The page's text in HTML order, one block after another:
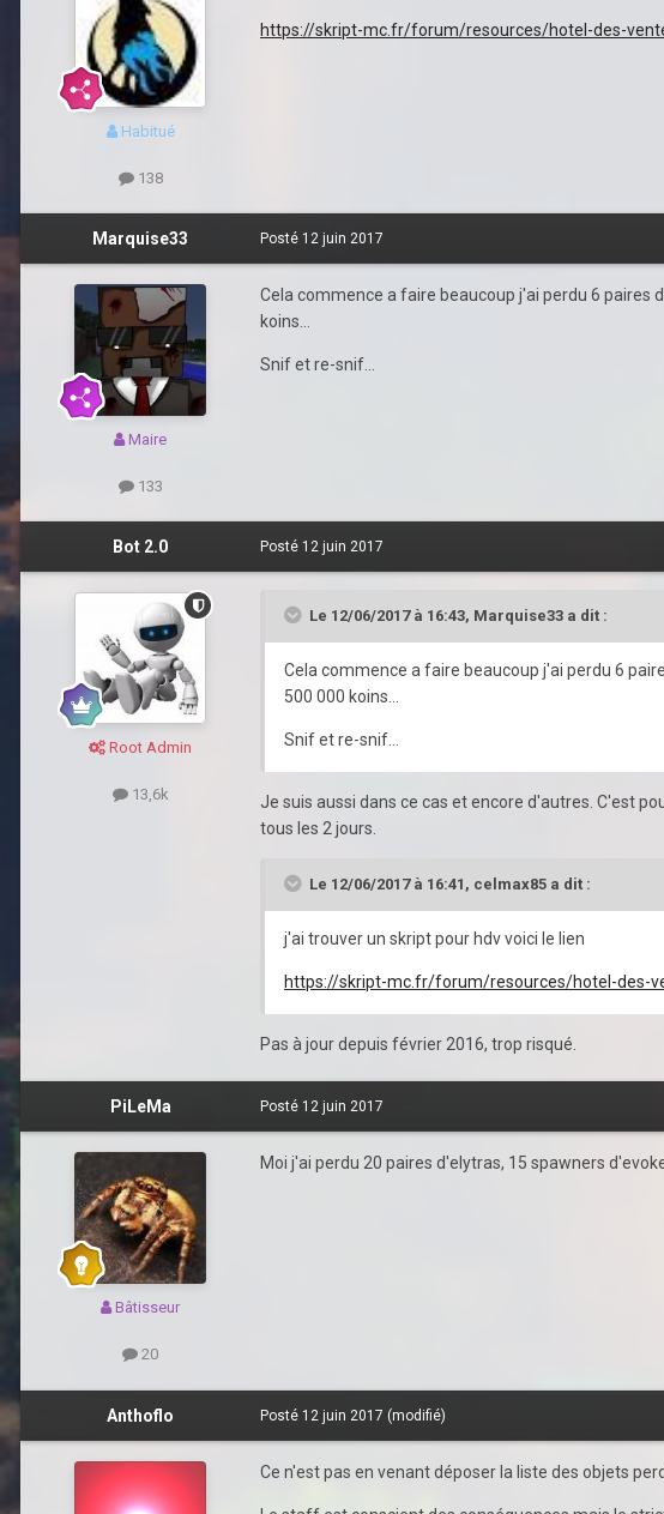
Habitué
138
https://skript-mc.fr/forum/resources/hotel-des-
Marquise33
Maire
133
Posté 12 juin 2017
Cela commence a faire beaucoup j'ai perdu 6 paires
koins...
Snif et re-snif...
Bot 2.0
Root Admin
13,6k
Posté 12 juin 2017
Le 12/06/2017 à 16:43, Marquise33 a dit :
Cela commence a faire beaucoup j'ai perdu 6
500 000 koins...
Snif et re-snif...
Je suis aussi dans ce cas et encore d'autres. C'est
tous les 2 jours.
Le 12/06/2017 à 16:41, celmax85 a dit :
j'ai trouver un skript pour hdv voici le lien
https://skript-mc.fr/forum/resources/hotel-des-
Pas à jour depuis février 2016, trop risqué.
PiLeMa
Bâtisseur
20
Posté 12 juin 2017
Moi j'ai perdu 20 paires d'elytras, 15 spawners
Anthoflo Posté 12 juin 2017 (modifié)
Ce n'est pas en venant déposer la liste des objets